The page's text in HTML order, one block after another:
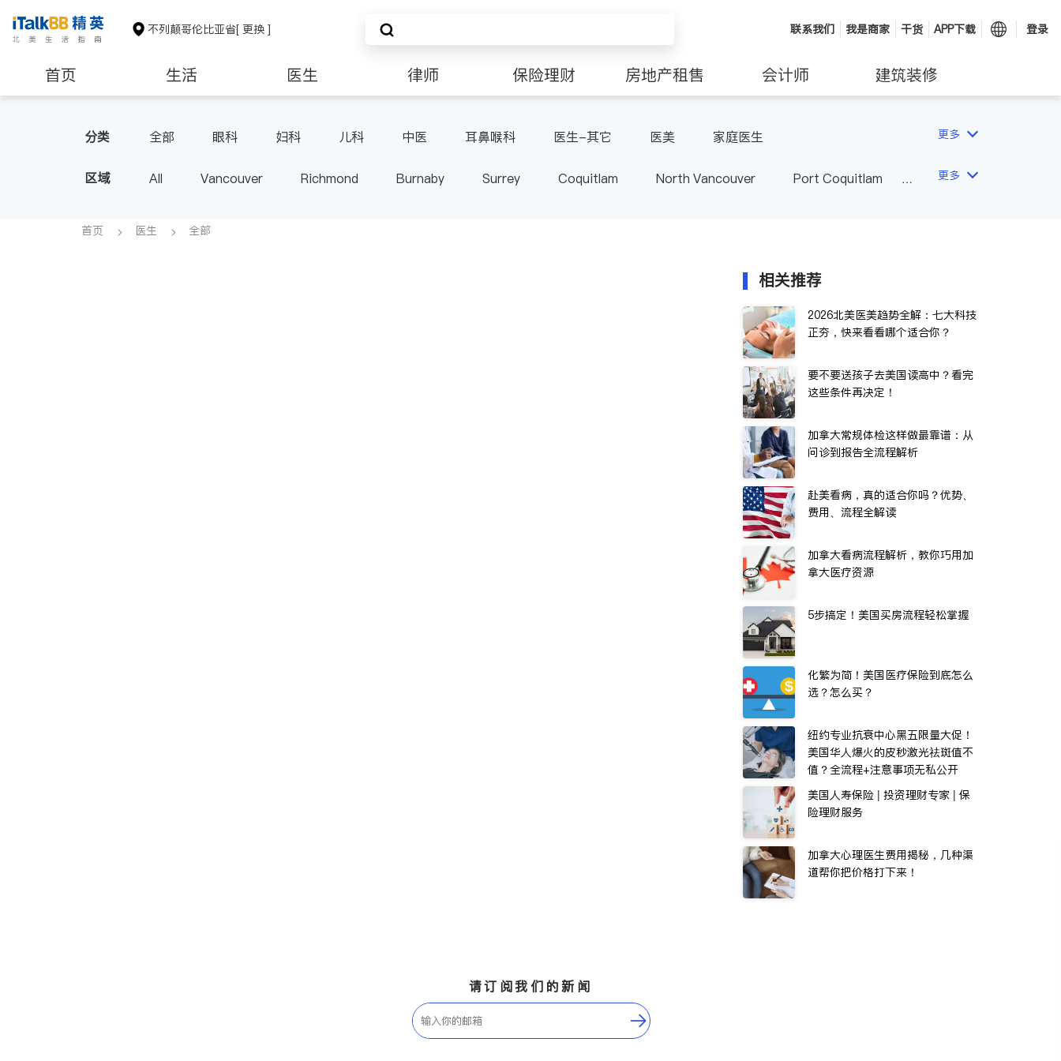
不列颠哥伦比亚省[ 更换 ] 联系我们 我是商家 干货 APP下载 登录
首页 生活 医生 律师 保险理财 房地产租售 会计师 建筑装修
分类 全部 眼科 妇科 儿科 中医 耳鼻喉科 医生-其它 医美 家庭医生 更多
区域 All Vancouver Richmond Burnaby Surrey Coquitlam North Vancouver
Port Coquitlam
BC - Other Cities
更多
首页 医生 全部
相关推荐
2026北美医美趋势全解：七大科技
正夯，快来看看哪个适合你？
要不要送孩子去美国读高中？看完
这些条件再决定！
加拿大常规体检这样做最靠谱：从
问诊到报告全流程解析
赴美看病，真的适合你吗？优势、
费用、流程全解读
加拿大看病流程解析，教你巧用加
拿大医疗资源
5步搞定！美国买房流程轻松掌握
化繁为简！美国医疗保险到底怎么
选？怎么买？
纽约专业抗衰中心黑五限量大促！
美国华人爆火的皮秒激光祛斑值不
值？全流程+注意事项无私公开
美国人寿保险 | 投资理财专家 | 保
险理财服务
加拿大心理医生费用揭秘，几种渠
道帮你把价格打下来！
请订阅我们的新闻